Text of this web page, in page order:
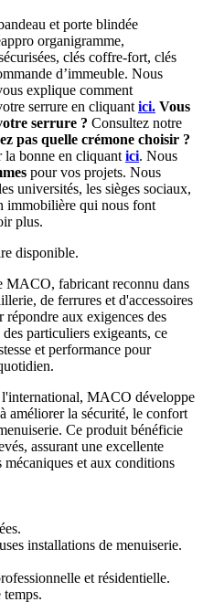
et porte blindée
organigramme,
clés coffre-fort, clés
d’immeuble. Nous
explique comment
serrure en cliquant ici. Vous
serrure ? Consultez notre
pas quelle crémone choisir ?
bonne en cliquant ici. Nous
pour vos projets. Nous
universités, les sièges sociaux,
immobilière qui nous font
plus.
disponible.
MACO, fabricant reconnu dans
de ferrures et d'accessoires
aux exigences des
particuliers exigeants, ce
et performance pour
MACO développe
améliorer la sécurité, le confort
Ce produit bénéficie
assurant une excellente
mécaniques et aux conditions
installations de menuiserie.
et résidentielle.
temps.